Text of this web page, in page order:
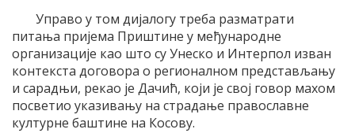
Управо у том дијалогу треба разматрати
питања пријема Приштине у међународне
организације као што су Унеско и Интерпол изван
контекста договора о регионалном представљању
и сарадњи, рекао је Дачић, који је свој говор махом
посветио указивању на страдање православне
културне баштине на Косову.